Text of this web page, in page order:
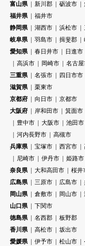
富山県
新川郡 砺波市
福井県
福井市
静岡県
湖西市 浜松市
岐阜県
羽島市 揖斐郡
愛知県
春日井市 日進市
高浜市
岡崎市 名古
三重県
名張市 四日市市
滋賀県
栗東市
京都府
向日市
京都市
大阪府
岸和田市 箕面市
豊中市
大阪市 池田市
河内長野市
高槻市
兵庫県
宝塚市 西宮市
尼崎市
伊丹市 姫路市
奈良県
大和高田市 桜井
広島県
三原市 広島市
岡山県
倉敷市 岡山市
山口県
下関市
徳島県
名西郡
板野郡
香川県
高松市
坂出市
愛媛県
伊予市 松山市